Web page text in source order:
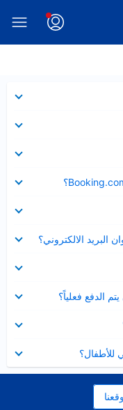
البريد الالكتروني؟
الدفع فعلياً؟